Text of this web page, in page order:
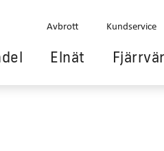
Avbrott Kundservice
Elnät